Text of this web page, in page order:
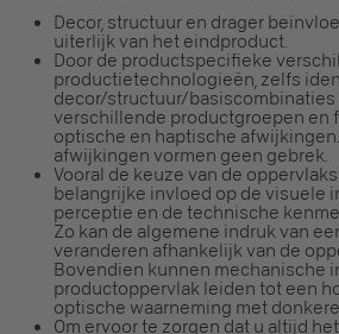
Decor, structuur en drager
uiterlijk van het eindproduct.
Door de productspecifieke
productietechnologieën, zelfs
decor/structuur/basiscombinaties
verschillende productgroepen en
optische en haptische
afwijkingen vormen geen gebrek.
Vooral de keuze van de
belangrijke invloed op de visuele
perceptie en de technische
Zo kan de algemene indruk van
veranderen afhankelijk van de
Bovendien kunnen mechanische
productoppervlak leiden tot een
optische waarneming met
Om ervoor te zorgen dat u altijd